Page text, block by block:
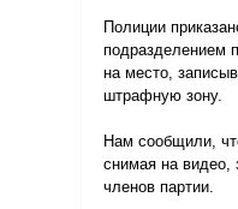
Полиции
подразделением
на место,
штрафную зону.
Нам сообщили,
снимая на видео,
членов партии.